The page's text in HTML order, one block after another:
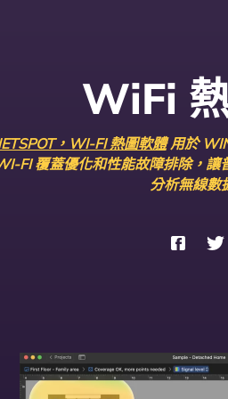
WiFi
，WI-FI 熱圖軟體用於
FI 覆蓋優化和性能故障排除，讓
分析無線數